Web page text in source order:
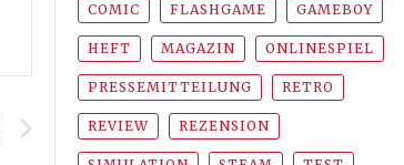
COMIC FLASHGAME GAMEBOY
HEFT MAGAZIN ONLINESPIEL
PRESSEMITTEILUNG RETRO
REVIEW REZENSION